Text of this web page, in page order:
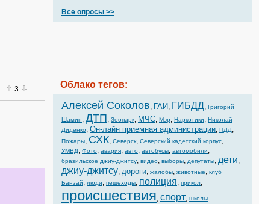
3
Все опросы >>
Облако тегов:
Алексей Соколов, ГАИ, ГИБДД, Григорий
Шамин, ДТП, Зоопарк, МЧС, Мэр, Наркотики, Николай
Диденко, Он-лайн приемная администрации, ПДД,
Пожары, СХК, Северск, Северский кадетский корпус,
УМВД, Фото, авария, авто, автобусы, автомобили,
бразильское джиу-джитсу, видео, выборы, депутаты, дети,
джиу-джитсу, дороги, жалобы, животные, клуб
Банзай, люди, пешеходы, полиция, прикол,
происшествия, спорт, школы